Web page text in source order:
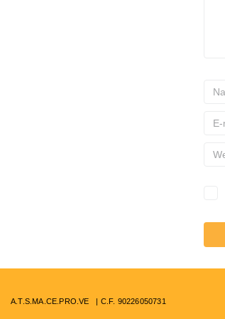
A.T.S.MA.CE.PRO.VE | C.F. 90226050731